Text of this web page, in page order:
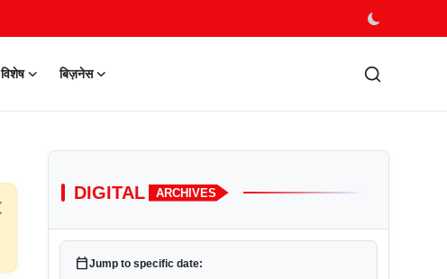
विशेष बिज़नेस
DIGITAL ARCHIVES
calendar_todayJump to specific date: